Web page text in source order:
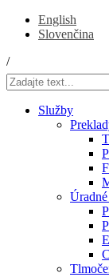
English
Slovenčina
/
Služby